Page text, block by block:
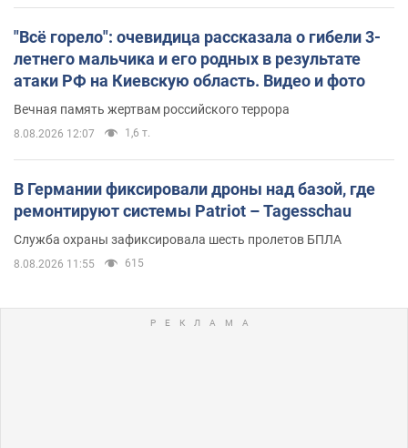
"Всё горело": очевидица рассказала о гибели 3-
летнего мальчика и его родных в результате
атаки РФ на Киевскую область. Видео и фото
Вечная память жертвам российского террора
8.08.2026 12:07 1,6 т.
В Германии фиксировали дроны над базой, где
ремонтируют системы Patriot – Tagesschau
Служба охраны зафиксировала шесть пролетов БПЛА
8.08.2026 11:55 615